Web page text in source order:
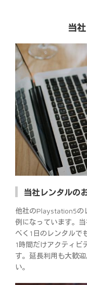
当
当社レンタルの
他社のPlaystation5の
例になっています。
べく1日のレンタルで
1時間だけアクティビ
す。延長利用も大歓
い。